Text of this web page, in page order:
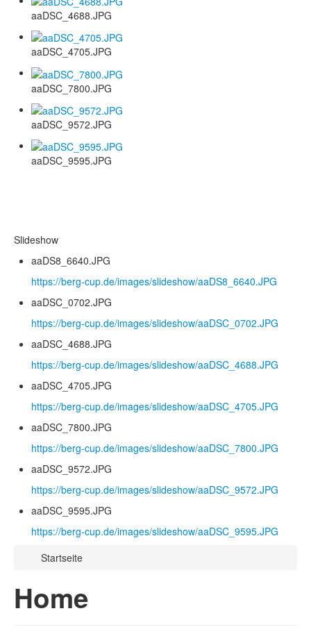
aaDSC_4688.JPG
aaDSC_4705.JPG
aaDSC_7800.JPG
aaDSC_9572.JPG
aaDSC_9595.JPG
Slideshow
aaDS8_6640.JPG
https://berg-cup.de/images/slideshow/aaDS8_6640.JPG
aaDSC_0702.JPG
https://berg-cup.de/images/slideshow/aaDSC_0702.JPG
aaDSC_4688.JPG
https://berg-cup.de/images/slideshow/aaDSC_4688.JPG
aaDSC_4705.JPG
https://berg-cup.de/images/slideshow/aaDSC_4705.JPG
aaDSC_7800.JPG
https://berg-cup.de/images/slideshow/aaDSC_7800.JPG
aaDSC_9572.JPG
https://berg-cup.de/images/slideshow/aaDSC_9572.JPG
aaDSC_9595.JPG
https://berg-cup.de/images/slideshow/aaDSC_9595.JPG
Startseite
Home